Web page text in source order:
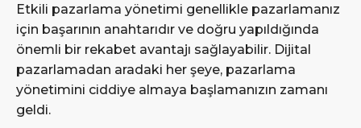
Etkili pazarlama yönetimi genellikle pazarlamanız
için başarının anahtarıdır ve doğru yapıldığında
önemli bir rekabet avantajı sağlayabilir. Dijital
pazarlamadan aradaki her şeye, pazarlama
yönetimini ciddiye almaya başlamanızın zamanı
geldi.